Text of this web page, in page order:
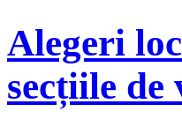
Alegeri
secțiile de